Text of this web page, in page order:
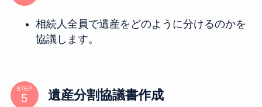
相続人全員で遺産をどのように分けるのかを
協議します。
STEP 遺産分割協議書作成